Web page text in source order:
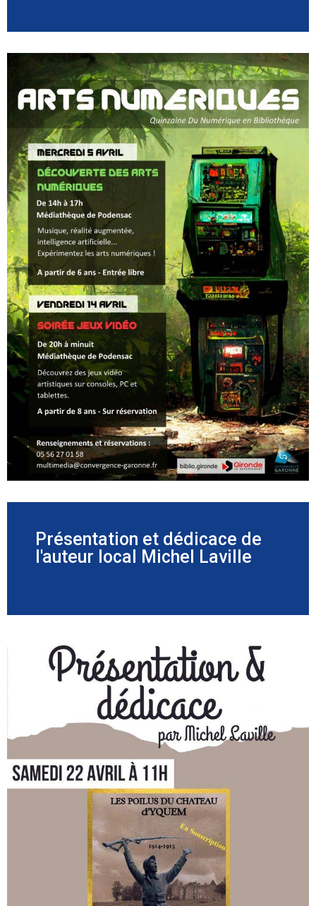
Présentation et dédicace de
l'auteur local Michel Laville